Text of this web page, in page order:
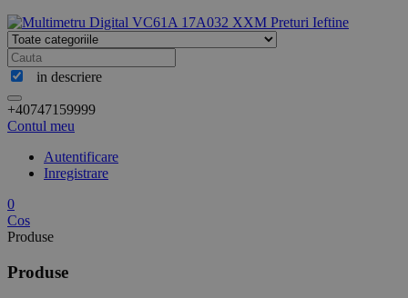
in descriere
+40747159999
Contul meu
Autentificare
Inregistrare
0
Cos
Produse
Produse